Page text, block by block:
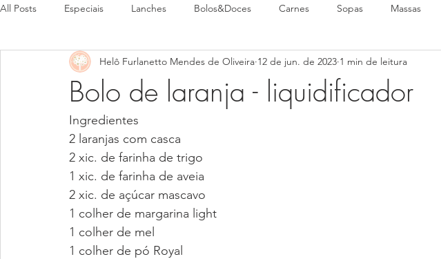
All Posts Especiais Lanches Bolos&Doces Carnes Sopas Massas
Pratos Típicos
Bolo de laranja - liquidificador
Helô Furlanetto Mendes de Oliveira 12 de jun. de 2023 1 min de leitura
Ingredientes
2 laranjas com casca
2 xic. de farinha de trigo
1 xic. de farinha de aveia
2 xic. de açúcar mascavo
1 colher de margarina light
1 colher de mel
1 colher de pó Royal